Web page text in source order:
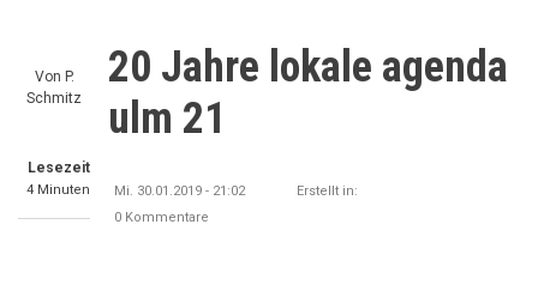
Von P.
Schmitz
Lesezeit
4 Minuten
20 Jahre lokale agenda
ulm 21
Mi. 30.01.2019 - 21:02
Erstellt in:
0 Kommentare